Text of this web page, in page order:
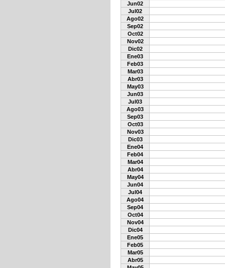
Jun02
Jul02
Ago02
Sep02
Oct02
Nov02
Dic02
Ene03
Feb03
Mar03
Abr03
May03
Jun03
Jul03
Ago03
Sep03
Oct03
Nov03
Dic03
Ene04
Feb04
Mar04
Abr04
May04
Jun04
Jul04
Ago04
Sep04
Oct04
Nov04
Dic04
Ene05
Feb05
Mar05
Abr05